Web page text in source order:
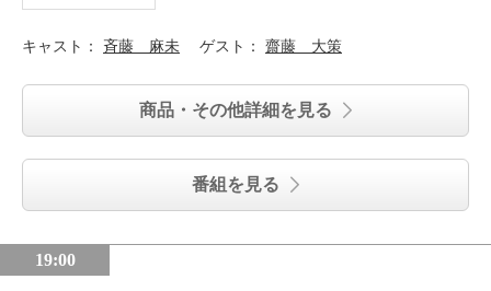
キャスト： 斉藤 麻未 ゲスト： 齋藤 大策
商品・その他詳細を見る
番組を見る
19:00